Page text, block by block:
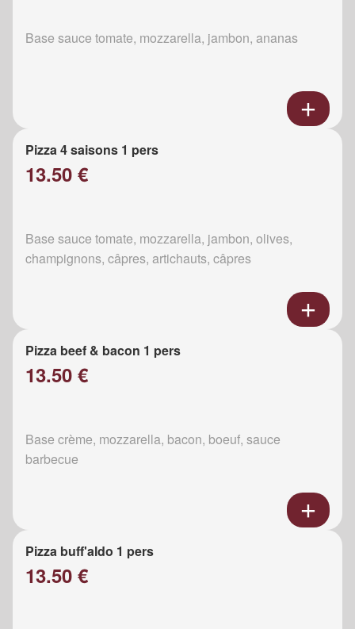
Base sauce tomate, mozzarella, jambon, ananas
Pizza 4 saisons 1 pers
13.50 €
Base sauce tomate, mozzarella, jambon, olives,
champignons, câpres, artichauts, câpres
Pizza beef & bacon 1 pers
13.50 €
Base crème, mozzarella, bacon, boeuf, sauce
barbecue
Pizza buff'aldo 1 pers
13.50 €